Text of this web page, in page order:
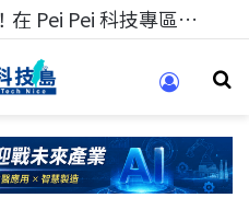
科技人的經驗傳承地！在 Pei Pei 科技專區，與學弟妹交流最硬核的技術